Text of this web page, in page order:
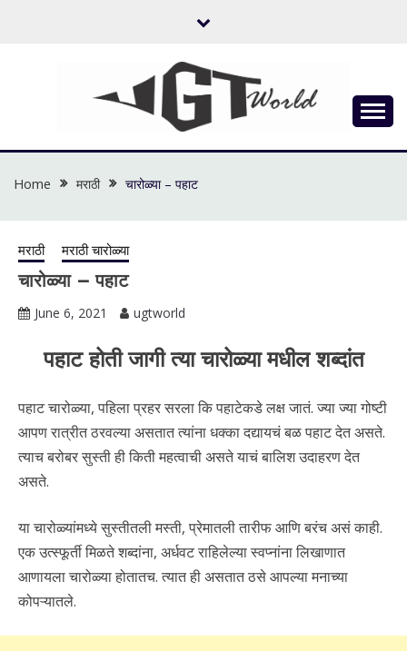
UGTWORLD
Home मराठी चारोळ्या – पहाट
मराठी मराठी चारोळ्या
चारोळ्या – पहाट
June 6, 2021 ugtworld
पहाट होती जागी त्या चारोळ्या मधील शब्दांत
पहाट चारोळ्या, पहिला प्रहर सरला कि पहाटेकडे लक्ष जातं. ज्या ज्या गोष्टी
आपण रात्रीत ठरवल्या असतात त्यांना धक्का दद्यायचं बळ पहाट देत असते.
त्याच बरोबर सुस्ती ही किती महत्वाची असते याचं बालिश उदाहरण देत
असते.
या चारोळ्यांमध्ये सुस्तीतली मस्ती, प्रेमातली तारीफ आणि बरंच असं काही.
एक उत्स्फूर्ती मिळते शब्दांना, अर्धवट राहिलेल्या स्वप्नांना लिखाणात
आणायला चारोळ्या होतातच. त्यात ही असतात ठसे आपल्या मनाच्या
कोपऱ्यातले.